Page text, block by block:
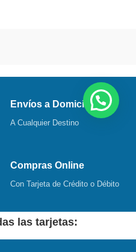
Envíos a Domicilio
A Cualquier Destino
Compras Online
Con Tarjeta de Crédito o Débito
las tarjetas: